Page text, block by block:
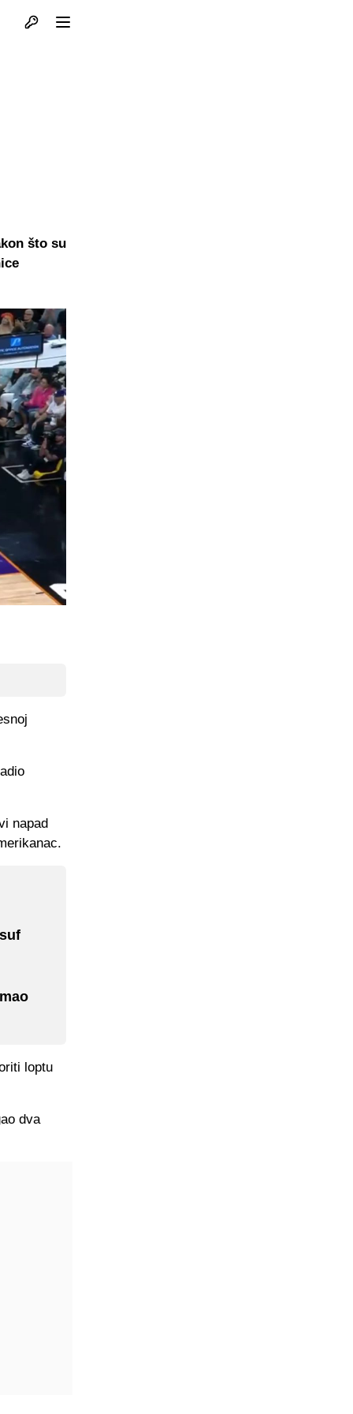
Otvori profil
što su
napad
loptu
dva